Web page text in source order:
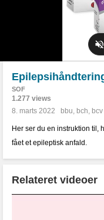
SOF
1.277 views
8. marts 2022
bbu, bch, bcv
Her ser du en instruktion til,
fået et epileptisk anfald.
Relateret videoer